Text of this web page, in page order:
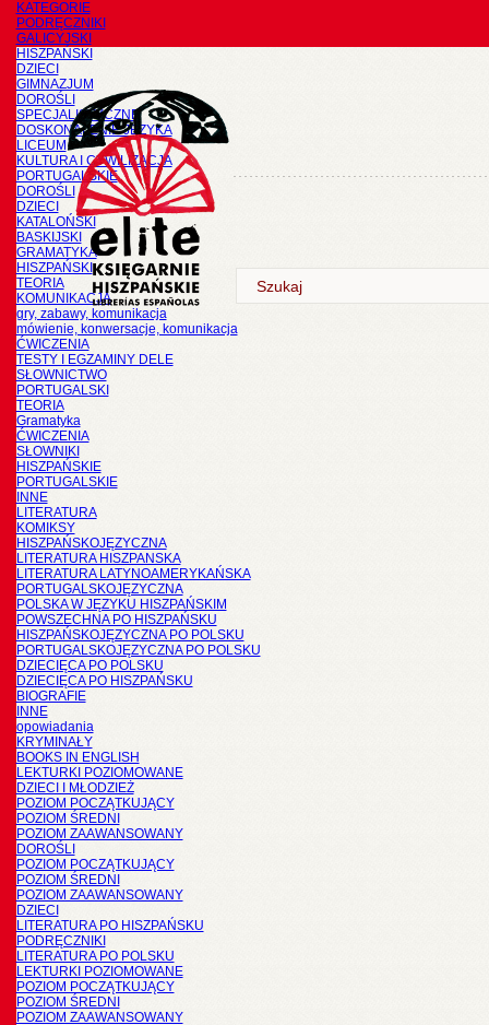
KATEGORIE
PODRĘCZNIKI
GALICYJSKI
HISZPAŃSKI
DZIECI
GIMNAZJUM
DOROŚLI
SPECJALISTYCZNE
DOSKONALENIE JĘZYKA
LICEUM
KULTURA I CYWILIZACJA
PORTUGALSKIE
DOROŚLI
DZIECI
KATALOŃSKI
BASKIJSKI
GRAMATYKA
HISZPAŃSKI
TEORIA
KOMUNIKACJA
gry, zabawy, komunikacja
mówienie, konwersacje, komunikacja
ĆWICZENIA
TESTY I EGZAMINY DELE
SŁOWNICTWO
PORTUGALSKI
TEORIA
Gramatyka
ĆWICZENIA
SŁOWNIKI
HISZPAŃSKIE
PORTUGALSKIE
INNE
LITERATURA
KOMIKSY
HISZPAŃSKOJĘZYCZNA
LITERATURA HISZPANSKA
LITERATURA LATYNOAMERYKAŃSKA
PORTUGALSKOJĘZYCZNA
POLSKA W JĘZYKU HISZPAŃSKIM
POWSZECHNA PO HISZPAŃSKU
HISZPAŃSKOJĘZYCZNA PO POLSKU
PORTUGALSKOJĘZYCZNA PO POLSKU
DZIECIĘCA PO POLSKU
DZIECIĘCA PO HISZPAŃSKU
BIOGRAFIE
INNE
opowiadania
KRYMINAŁY
BOOKS IN ENGLISH
LEKTURKI POZIOMOWANE
DZIECI I MŁODZIEŻ
POZIOM POCZĄTKUJĄCY
POZIOM ŚREDNI
POZIOM ZAAWANSOWANY
DOROŚLI
POZIOM POCZĄTKUJĄCY
POZIOM ŚREDNI
POZIOM ZAAWANSOWANY
DZIECI
LITERATURA PO HISZPAŃSKU
PODRĘCZNIKI
LITERATURA PO POLSKU
LEKTURKI POZIOMOWANE
POZIOM POCZĄTKUJĄCY
POZIOM ŚREDNI
POZIOM ZAAWANSOWANY